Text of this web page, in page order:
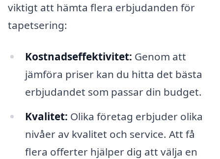
viktigt att hämta flera erbjudanden för
tapetsering:
Kostnadseffektivitet: Genom att
jämföra priser kan du hitta det bästa
erbjudandet som passar din budget.
Kvalitet: Olika företag erbjuder olika
nivåer av kvalitet och service. Att få
flera offerter hjälper dig att välja en